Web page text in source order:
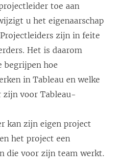
toe aan
u het eigenaarschap
zijn in feite
Het is daarom
begrijpen hoe
in Tableau en welke
zijn voor Tableau-
kan zijn eigen project
het project een
die voor zijn team werkt.